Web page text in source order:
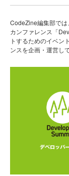
CodeZine編集部で
カンファレンス「
トするためのイベン
ンスを企画・運営し